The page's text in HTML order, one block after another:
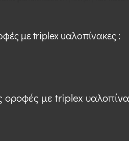
με triplex υαλοπίνακες :
οροφές με triplex